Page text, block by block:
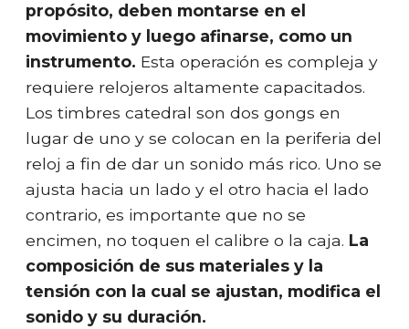
propósito, deben montarse en el
movimiento y luego afinarse, como un
instrumento. Esta operación es compleja y
requiere relojeros altamente capacitados.
Los timbres catedral son dos gongs en
lugar de uno y se colocan en la periferia del
reloj a fin de dar un sonido más rico. Uno se
ajusta hacia un lado y el otro hacia el lado
contrario, es importante que no se
encimen, no toquen el calibre o la caja. La
composición de sus materiales y la
tensión con la cual se ajustan, modifica el
sonido y su duración.